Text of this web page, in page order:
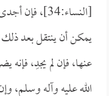
[النساء:34]،
يمكن أن ينتقل بعد
عنها، فإن لم يجدِ، فإنه
الله عليه وآله وسلم،